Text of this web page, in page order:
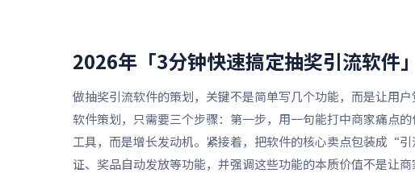
2026年「3分钟快速搞定抽奖引流软件」
做抽奖引流软件的策划，关键不是简单写几个功能，而是让用
软件策划，只需要三个步骤：第一步，用一句能打中商家痛点
工具，而是增长发动机。紧接着，把软件的核心卖点包装成“
证、奖品自动发放等功能，并强调这些功能的本质价值不是